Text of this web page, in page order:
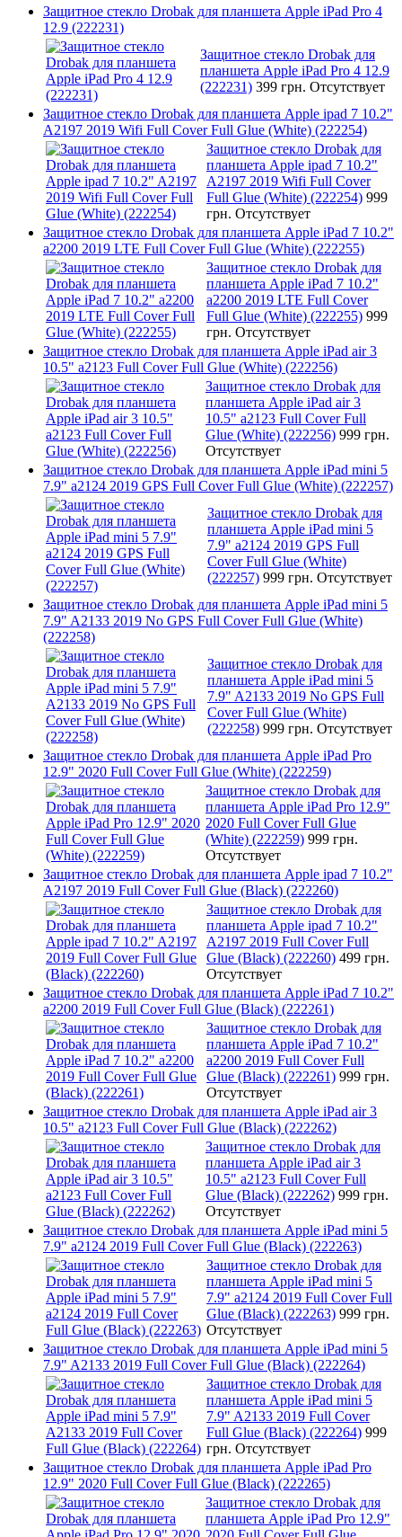
Защитное стекло Drobak для планшета Apple iPad Pro 4
12.9 (222231)
Защитное стекло Drobak для
планшета Apple iPad Pro 4 12.9
(222231) 399 грн. Отсутствует
Защитное стекло Drobak для планшета Apple ipad 7 10.2"
A2197 2019 Wifi Full Cover Full Glue (White) (222254)
Защитное стекло Drobak для
планшета Apple ipad 7 10.2"
A2197 2019 Wifi Full Cover
Full Glue (White) (222254) 999
грн. Отсутствует
Защитное стекло Drobak для планшета Apple iPad 7 10.2"
a2200 2019 LTE Full Cover Full Glue (White) (222255)
Защитное стекло Drobak для
планшета Apple iPad 7 10.2"
a2200 2019 LTE Full Cover
Full Glue (White) (222255) 999
грн. Отсутствует
Защитное стекло Drobak для планшета Apple iPad air 3
10.5" a2123 Full Cover Full Glue (White) (222256)
Защитное стекло Drobak для
планшета Apple iPad air 3
10.5" a2123 Full Cover Full
Glue (White) (222256) 999 грн.
Отсутствует
Защитное стекло Drobak для планшета Apple iPad mini 5
7.9" a2124 2019 GPS Full Cover Full Glue (White) (222257)
Защитное стекло Drobak для
планшета Apple iPad mini 5
7.9" a2124 2019 GPS Full
Cover Full Glue (White)
(222257) 999 грн. Отсутствует
Защитное стекло Drobak для планшета Apple iPad mini 5
7.9" A2133 2019 No GPS Full Cover Full Glue (White)
(222258)
Защитное стекло Drobak для
планшета Apple iPad mini 5
7.9" A2133 2019 No GPS Full
Cover Full Glue (White)
(222258) 999 грн. Отсутствует
Защитное стекло Drobak для планшета Apple iPad Pro
12.9" 2020 Full Cover Full Glue (White) (222259)
Защитное стекло Drobak для
планшета Apple iPad Pro 12.9"
2020 Full Cover Full Glue
(White) (222259) 999 грн.
Отсутствует
Защитное стекло Drobak для планшета Apple ipad 7 10.2"
A2197 2019 Full Cover Full Glue (Black) (222260)
Защитное стекло Drobak для
планшета Apple ipad 7 10.2"
A2197 2019 Full Cover Full
Glue (Black) (222260) 499 грн.
Отсутствует
Защитное стекло Drobak для планшета Apple iPad 7 10.2"
a2200 2019 Full Cover Full Glue (Black) (222261)
Защитное стекло Drobak для
планшета Apple iPad 7 10.2"
a2200 2019 Full Cover Full
Glue (Black) (222261) 999 грн.
Отсутствует
Защитное стекло Drobak для планшета Apple iPad air 3
10.5" a2123 Full Cover Full Glue (Black) (222262)
Защитное стекло Drobak для
планшета Apple iPad air 3
10.5" a2123 Full Cover Full
Glue (Black) (222262) 999 грн.
Отсутствует
Защитное стекло Drobak для планшета Apple iPad mini 5
7.9" a2124 2019 Full Cover Full Glue (Black) (222263)
Защитное стекло Drobak для
планшета Apple iPad mini 5
7.9" a2124 2019 Full Cover Full
Glue (Black) (222263) 999 грн.
Отсутствует
Защитное стекло Drobak для планшета Apple iPad mini 5
7.9" A2133 2019 Full Cover Full Glue (Black) (222264)
Защитное стекло Drobak для
планшета Apple iPad mini 5
7.9" A2133 2019 Full Cover
Full Glue (Black) (222264) 999
грн. Отсутствует
Защитное стекло Drobak для планшета Apple iPad Pro
12.9" 2020 Full Cover Full Glue (Black) (222265)
Защитное стекло Drobak для
планшета Apple iPad Pro 12.9"